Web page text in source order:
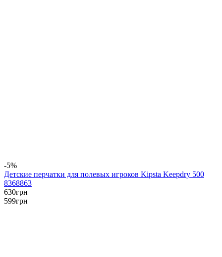
-5%
Детские перчатки для полевых игроков Kipsta Keepdry 500
8368863
630грн
599грн